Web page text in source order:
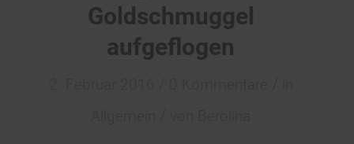
Goldschmuggel
aufgeflogen